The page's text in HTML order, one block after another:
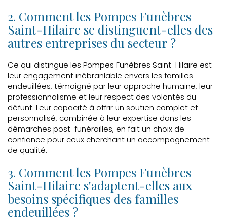
2. Comment les Pompes Funèbres
Saint-Hilaire se distinguent-elles des
autres entreprises du secteur ?
Ce qui distingue les Pompes Funèbres Saint-Hilaire est
leur engagement inébranlable envers les familles
endeuillées, témoigné par leur approche humaine, leur
professionnalisme et leur respect des volontés du
défunt. Leur capacité à offrir un soutien complet et
personnalisé, combinée à leur expertise dans les
démarches post-funérailles, en fait un choix de
confiance pour ceux cherchant un accompagnement
de qualité.
3. Comment les Pompes Funèbres
Saint-Hilaire s'adaptent-elles aux
besoins spécifiques des familles
endeuillées ?